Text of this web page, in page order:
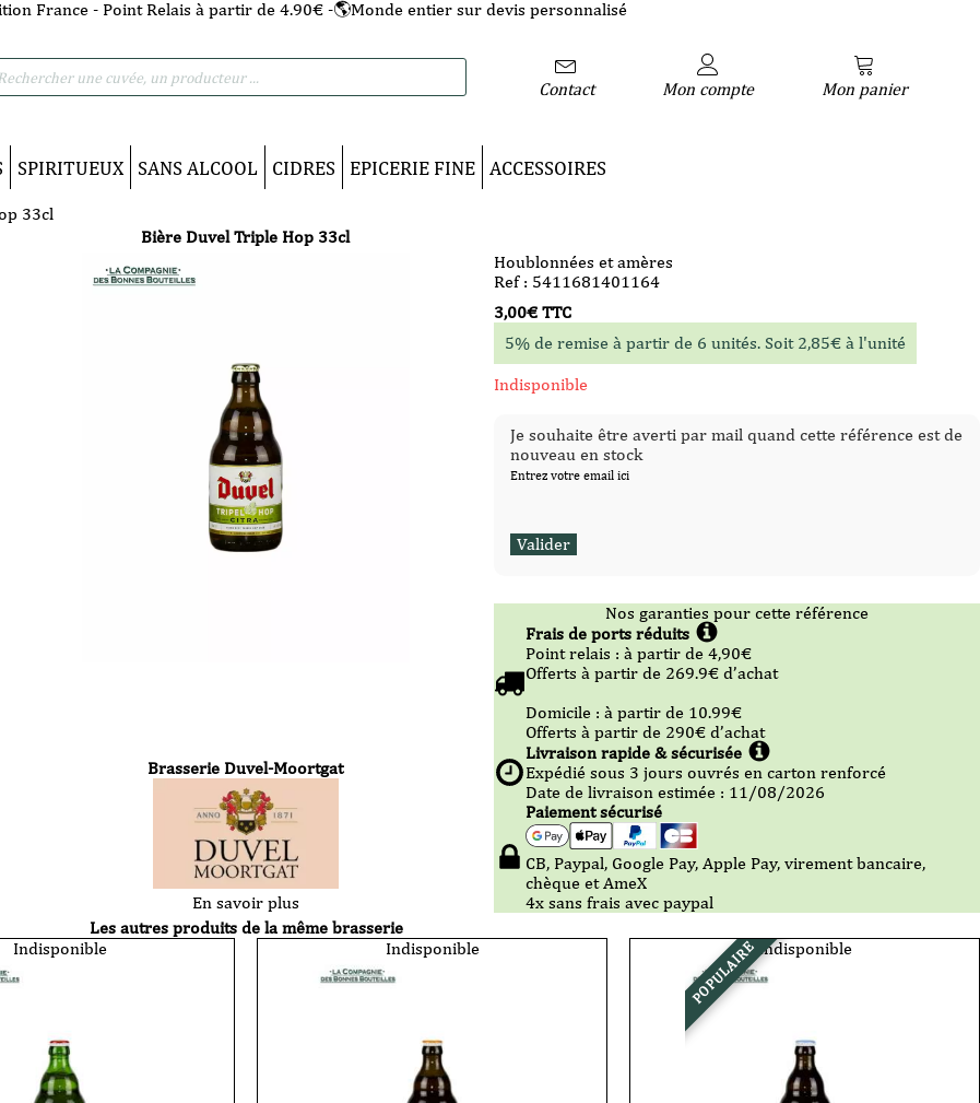
France - Point Relais à partir de 4.90€ -🌎Monde entier sur devis personnalisé
Contact Mon compte Mon panier
SPIRITUEUX SANS ALCOOL CIDRES EPICERIE FINE ACCESSOIRES
33cl
Bière Duvel Triple Hop 33cl
Houblonnées et amères
Ref : 5411681401164
3,00€ TTC
5% de remise à partir de 6 unités. Soit 2,85€ à l'unité
Indisponible
Je souhaite être averti par mail quand cette référence est de
nouveau en stock
Entrez votre email ici
Nos garanties pour cette référence
Frais de ports réduits
Point relais :à partir de 4,90€
Offerts à partir de 269.9€ d’achat
Domicile :à partir de 10.99€
Offerts à partir de 290€ d’achat
Livraison rapide & sécurisée
Expédié sous 3 jours ouvrés en carton renforcé
Date de livraison estimée : 11/08/2026
Paiement sécurisé
CB, Paypal, Google Pay, Apple Pay, virement bancaire,
chèque et AmeX
4x sans frais avec paypal
Brasserie Duvel-Moortgat
En savoir plus
Les autres produits de la même brasserie
Indisponible Indisponible POPULAIRE Indisponible